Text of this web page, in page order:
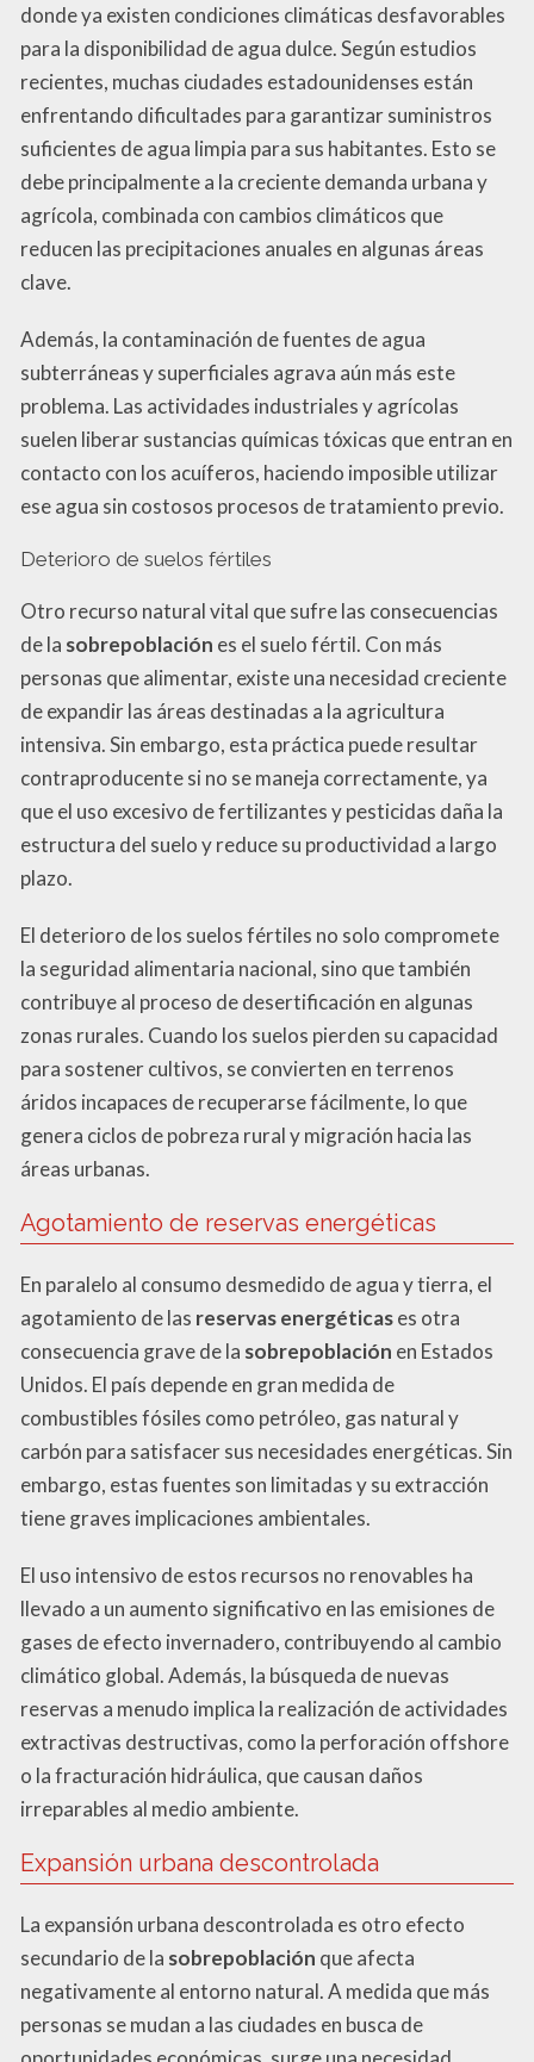
donde ya existen condiciones climáticas desfavorables
para la disponibilidad de agua dulce. Según estudios
recientes, muchas ciudades estadounidenses están
enfrentando dificultades para garantizar suministros
suficientes de agua limpia para sus habitantes. Esto se
debe principalmente a la creciente demanda urbana y
agrícola, combinada con cambios climáticos que
reducen las precipitaciones anuales en algunas áreas
clave.
Además, la contaminación de fuentes de agua
subterráneas y superficiales agrava aún más este
problema. Las actividades industriales y agrícolas
suelen liberar sustancias químicas tóxicas que entran en
contacto con los acuíferos, haciendo imposible utilizar
ese agua sin costosos procesos de tratamiento previo.
Deterioro de suelos fértiles
Otro recurso natural vital que sufre las consecuencias
de la sobrepoblación es el suelo fértil. Con más
personas que alimentar, existe una necesidad creciente
de expandir las áreas destinadas a la agricultura
intensiva. Sin embargo, esta práctica puede resultar
contraproducente si no se maneja correctamente, ya
que el uso excesivo de fertilizantes y pesticidas daña la
estructura del suelo y reduce su productividad a largo
plazo.
El deterioro de los suelos fértiles no solo compromete
la seguridad alimentaria nacional, sino que también
contribuye al proceso de desertificación en algunas
zonas rurales. Cuando los suelos pierden su capacidad
para sostener cultivos, se convierten en terrenos
áridos incapaces de recuperarse fácilmente, lo que
genera ciclos de pobreza rural y migración hacia las
áreas urbanas.
Agotamiento de reservas energéticas
En paralelo al consumo desmedido de agua y tierra, el
agotamiento de las reservas energéticases otra
consecuencia grave de la sobrepoblación en Estados
Unidos. El país depende en gran medida de
combustibles fósiles como petróleo, gas natural y
carbón para satisfacer sus necesidades energéticas. Sin
embargo, estas fuentes son limitadas y su extracción
tiene graves implicaciones ambientales.
El uso intensivo de estos recursos no renovables ha
llevado a un aumento significativo en las emisiones de
gases de efecto invernadero, contribuyendo al cambio
climático global. Además, la búsqueda de nuevas
reservas a menudo implica la realización de actividades
extractivas destructivas, como la perforación offshore
o la fracturación hidráulica, que causan daños
irreparables al medio ambiente.
Expansión urbana descontrolada
La expansión urbana descontrolada es otro efecto
secundario de la sobrepoblación que afecta
negativamente al entorno natural. A medida que más
personas se mudan a las ciudades en busca de